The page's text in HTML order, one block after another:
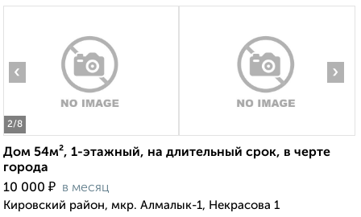
2/8
‹ ›
Дом 54м², 1-этажный, на длительный срок, в черте
города
10 000 ₽ в месяц
Кировский район, мкр. Алмалык-1, Некрасова 1